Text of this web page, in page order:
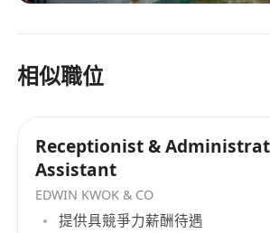
相似職位
Receptionist &
Assistant
EDWIN KWOK & CO
提供具競爭力薪酬待遇